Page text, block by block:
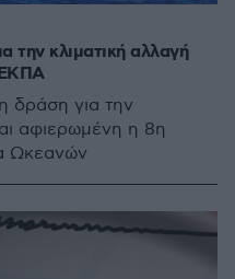
την κλιματική αλλαγή
ΕΚΠΑ
δράση για την
αφιερωμένη η 8η
Ωκεανών